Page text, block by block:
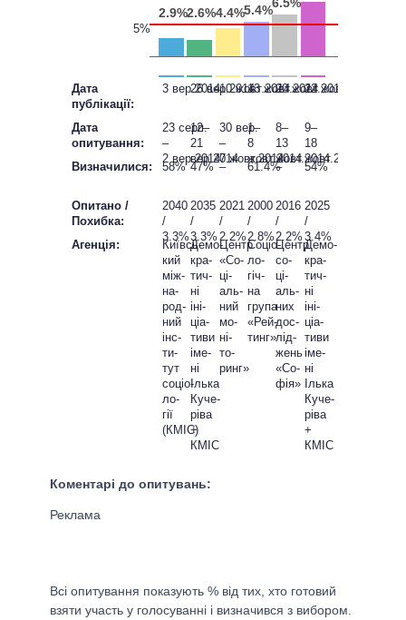
2.9%2.6%4.4%5.4%
5%
Дата
публікації:
Дата
опитування:
Визначилися:
Опитано /
Похибка:
Агенція:
3 вер.2014
23 серп.
–
2 вер.2014
58%
2040
/
3.3%
Київсь­
кий
між­
на­
род­
ний
інс­
ти­
тут
соціо­
ло­
гії
(КМІС)
26 вер.2014
12–
21
вер.2014
47%
2035
/
3.3%
Демо­
кра­
тич­
ні
іні­
ціа­
тиви
іме­
ні
Ілька
Куче­
ріва
+
КМІС
10 жовт.2014
30 вер.
–
7 жовт.2014
–
2021
/
2.2%
Центр
«Со­
ці­
аль­
ний
мо­
ні­
то­
ринг»
13 жовт.2014
1–
8
жовт.2014
61.4%
2000
/
2.8%
Соціо­
ло­
гіч­
на
група
«Рей­
тинг»
20 жовт.2014
8–
13
жовт.2014
–
2016
/
2.2%
Центр
со­
ці­
аль­
них
дос­
лід­
жень
«Со­
фія»
22 жовт.2014
9–
18
жовт.2014
54%
2025
/
3.4%
Демо­
кра­
тич­
ні
іні­
ціа­
тиви
іме­
ні
Ілька
Куче­
ріва
+
КМІС
Коментарі до опитувань:
Всі опитування показують % від тих, хто готовий
взяти участь у голосуванні і визначився з вибором.